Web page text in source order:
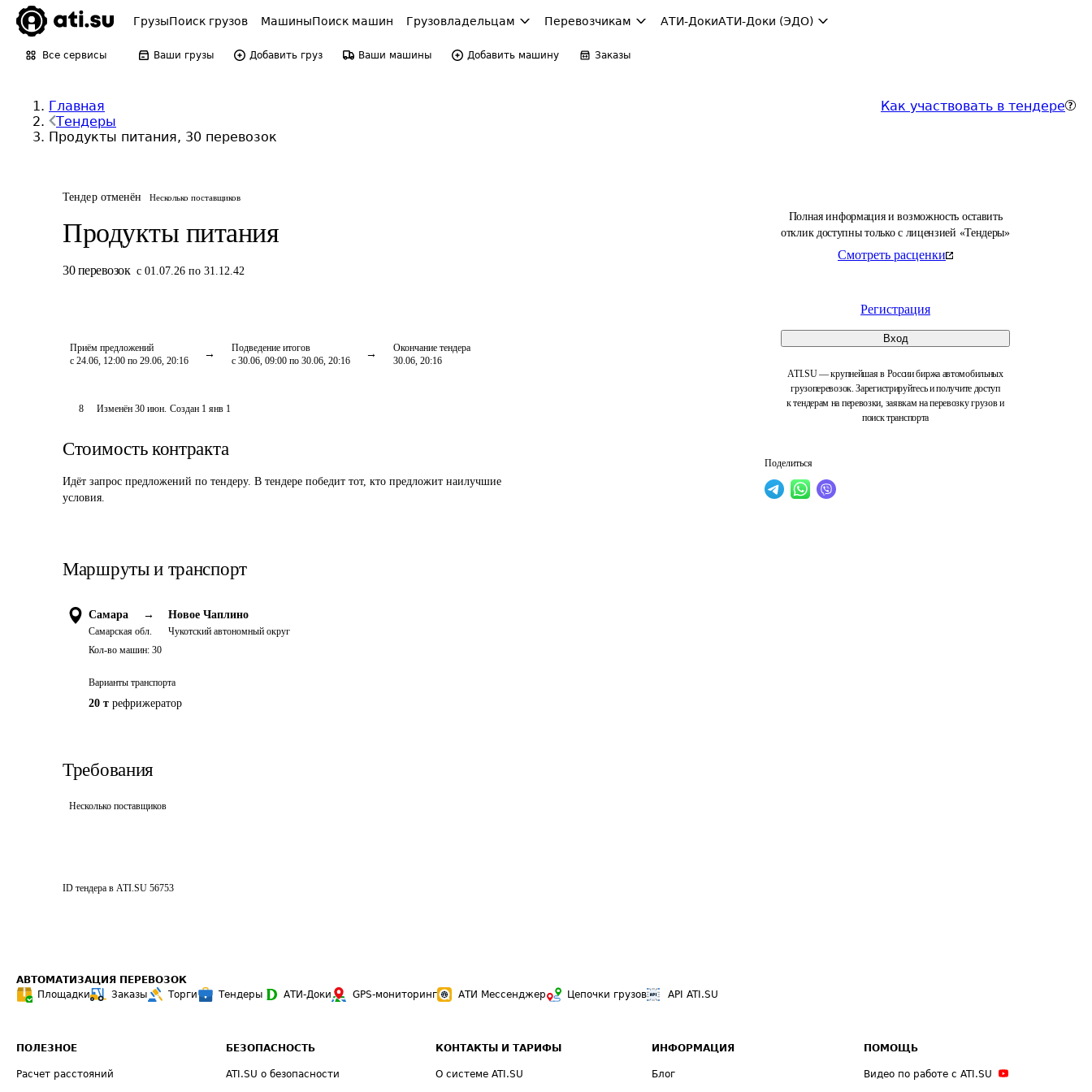
ГрузыПоиск грузов МашиныПоиск машин Грузовладельцам Перевозчикам АТИ-ДокиАТИ-Доки (ЭДО)
Все сервисы Ваши грузы Добавить груз Ваши машины Добавить машину Заказы
Главная
Тендеры
Продукты питания, 30 перевозок
Как участвовать в тендере
Тендер отменён Несколько поставщиков
Продукты питания
30 перевозок с 01.07.26 по 31.12.42
Приём предложений
с 24.06, 12:00 по 29.06, 20:16
Подведение итогов
с 30.06, 09:00 по 30.06, 20:16
Окончание тендера
30.06, 20:16
Полная информация и возможность оставить
отклик доступны только с лицензией «Тендеры»
Смотреть расценки
Регистрация
Вход
ATI.SU — крупнейшая в России биржа автомобильных
грузоперевозок. Зарегистрируйтесь и получите доступ
к тендерам на перевозки, заявкам на перевозку грузов и
поиск транспорта
Поделиться
8 Изменён 30 июн. Создан 1 янв 1
Стоимость контракта
Идёт запрос предложений по тендеру. В тендере победит тот, кто предложит наилучшие
условия.
Маршруты и транспорт
Самара →
Самарская обл.
Новое Чаплино
Чукотский автономный округ
Кол-во машин: 30
Варианты транспорта
20 т рефрижератор
Требования
Несколько поставщиков
ID тендера в ATI.SU 56753
АВТОМАТИЗАЦИЯ ПЕРЕВОЗОК
Площадки
Заказы Торги Тендеры АТИ-Доки GPS-мониторинг АТИ Мессенджер Цепочки грузов API ATI.SU
ПОЛЕЗНОЕ
Расчет расстояний
БЕЗОПАСНОСТЬ
ATI.SU о безопасности
КОНТАКТЫ И ТАРИФЫ
О системе ATI.SU
ИНФОРМАЦИЯ
Блог
ПОМОЩЬ
Видео по работе с ATI.SU